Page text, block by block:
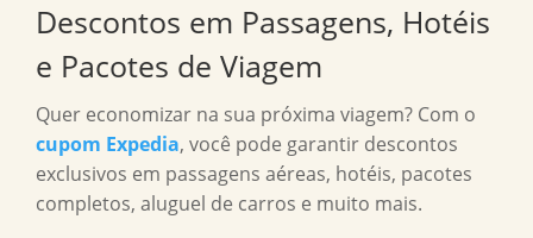
Descontos em Passagens, Hotéis
e Pacotes de Viagem
Quer economizar na sua próxima viagem? Com o
cupom Expedia, você pode garantir descontos
exclusivos em passagens aéreas, hotéis, pacotes
completos, aluguel de carros e muito mais.